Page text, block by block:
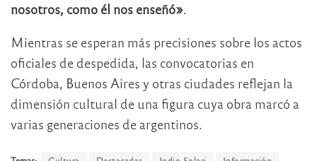
nosotros, como él nos enseñó».
Mientras se esperan más precisiones sobre los actos
oficiales de despedida, las convocatorias en
Córdoba, Buenos Aires y otras ciudades reflejan la
dimensión cultural de una figura cuya obra marcó a
varias generaciones de argentinos.